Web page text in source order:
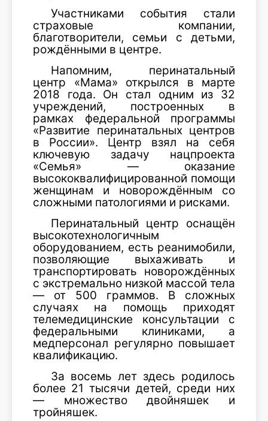
Участниками события стали
страховые компании,
благотворители, семьи с детьми,
рождёнными в центре.
Напомним, перинатальный
центр «Мама» открылся в марте
2018 года. Он стал одним из 32
учреждений, построенных в
рамках федеральной программы
«Развитие перинатальных центров
в России». Центр взял на себя
ключевую задачу нацпроекта
«Семья» — оказание
высококвалифицированной помощи
женщинам и новорождённым со
сложными патологиями и рисками.
Перинатальный центр оснащён
высокотехнологичным
оборудованием, есть реанимобили,
позволяющие выхаживать и
транспортировать новорождённых
с экстремально низкой массой тела
— от 500 граммов. В сложных
случаях на помощь приходят
телемедицинские консультации с
федеральными клиниками, а
медперсонал регулярно повышает
квалификацию.
За восемь лет здесь родилось
более 21 тысячи детей, среди них
— множество двойняшек и
тройняшек.